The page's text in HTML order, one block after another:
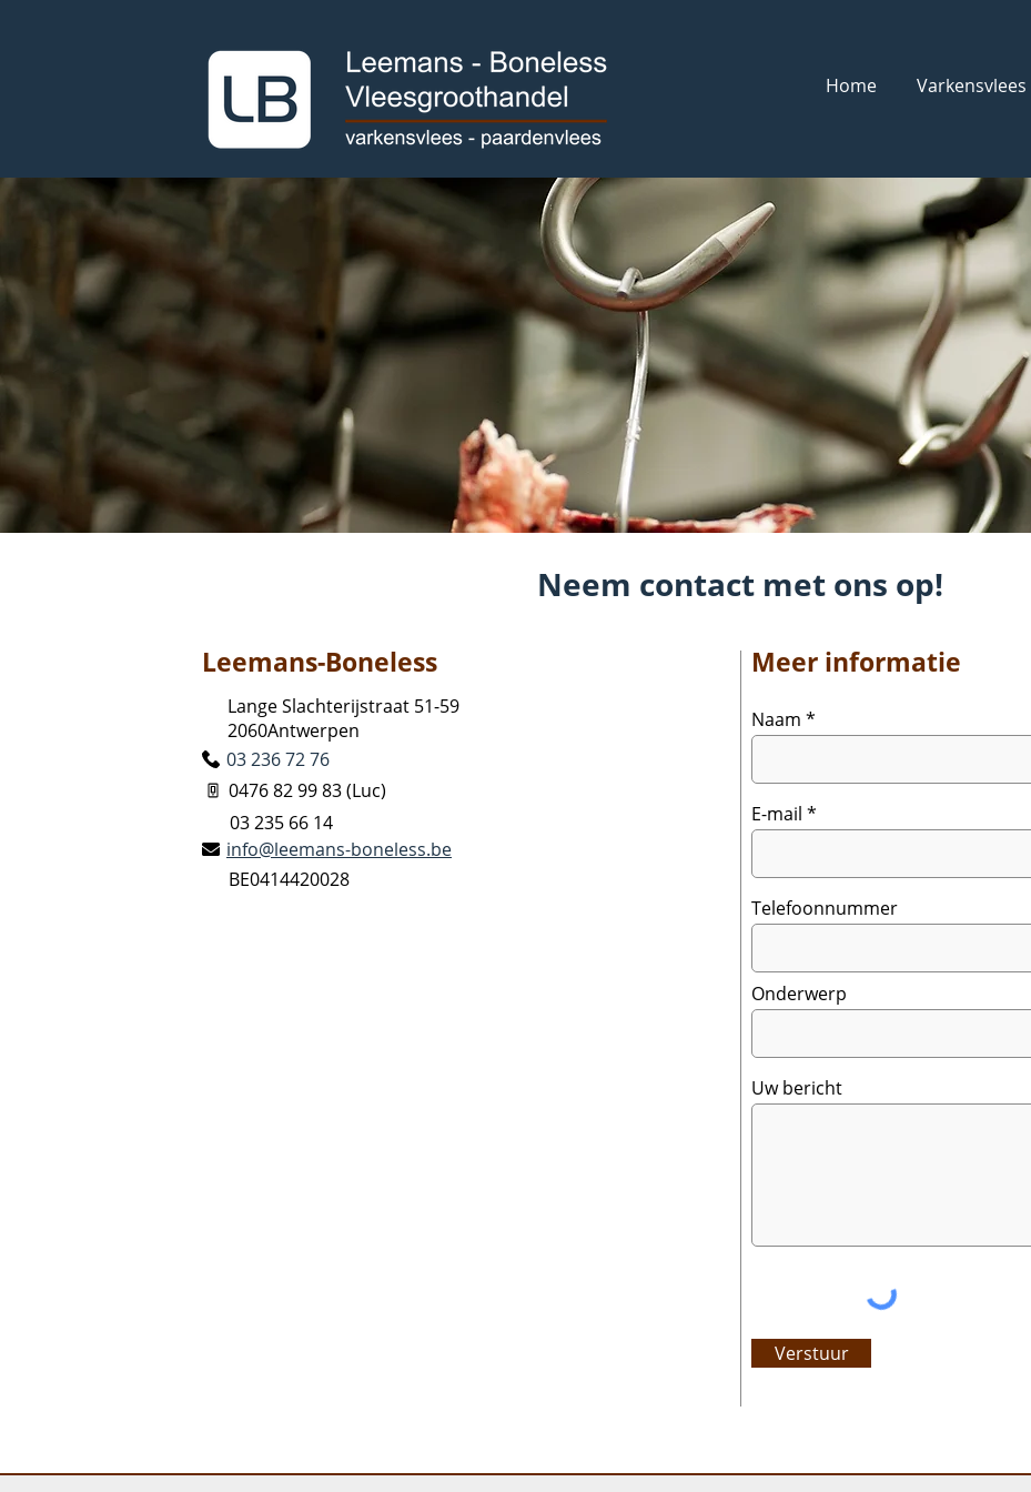
Home Varkensvlees
Neem contact met ons op!
Leemans-Boneless
Lange Slachterijstraat 51-59
2060Antwerpen
03 236 72 76
03 235 66 14
info@leemans-boneless.be
BE0414420028
0476 82 99 83 (Luc)
Meer informatie
Naam
E-mail
Telefoonnummer
Onderwerp
Uw bericht
Verstuur